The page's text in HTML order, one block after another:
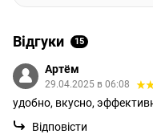
Відгуки 15
Артём
29.04.2025 в 06:08
удобно, вкусно,
Відповісти